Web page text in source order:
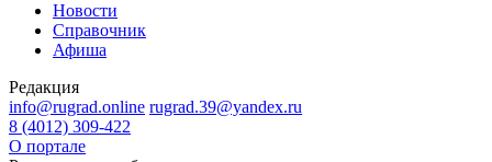
Новости
Справочник
Афиша
Редакция
info@rugrad.online rugrad.39@yandex.ru
8 (4012) 309-422
О портале